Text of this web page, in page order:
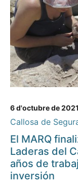
6 d'octubre de 2021
Callosa de
El MARQ
Laderas del
años de
inversión